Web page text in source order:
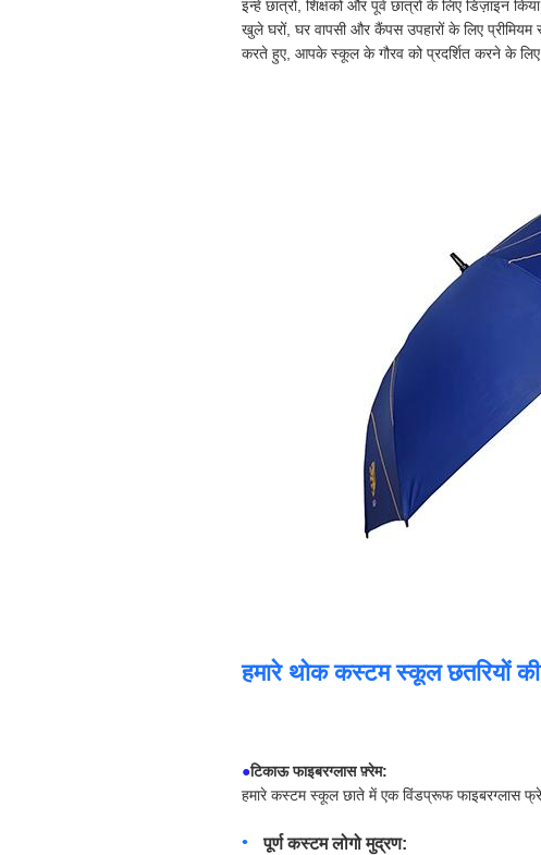
इन्हें छात्रों, शिक्षकों और पूर्व छात्रों के लिए डिज़ाइन
खुले घरों, घर वापसी और कैंपस उपहारों के लिए
करते हुए, आपके स्कूल के गौरव को प्रदर्शित करने के लिए
हमारे थोक कस्टम स्कूल छतरियों
●टिकाऊ फाइबरग्लास फ़्रेम:
हमारे कस्टम स्कूल छाते में एक विंडप्रूफ फाइबरग्लास
पूर्ण कस्टम लोगो मुद्रण: